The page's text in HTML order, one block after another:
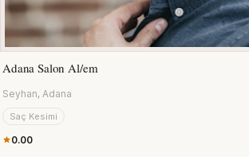
Adana Salon Al/em
Seyhan, Adana
Saç Kesimi
0.00